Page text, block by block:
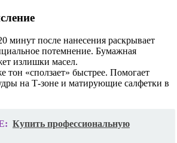
минут после нанесения раскрывает
потемнение. Бумажная
излишки масел.
тон «сползает» быстрее. Помогает
на Т‑зоне и матирующие салфетки в
Купить профессиональную